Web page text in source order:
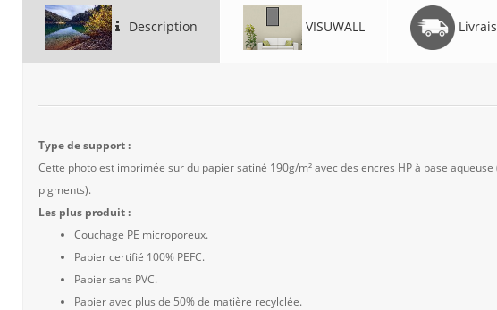
Description VISUWALL
Type de support :
Cette photo est imprimée sur du papier satiné 190g/m² avec des encres HP à base aqueuse
pigments).
Les plus produit :
Couchage PE microporeux.
Papier certifié 100% PEFC.
Papier sans PVC.
Papier avec plus de 50% de matière recylclée.